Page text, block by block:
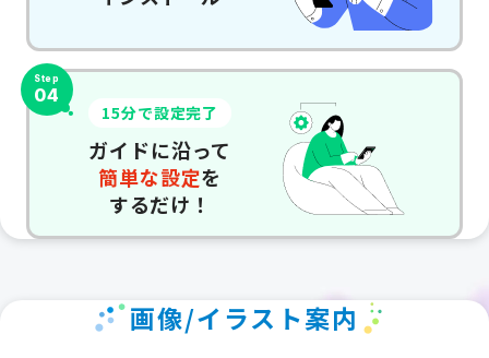
Step
04
15分で設定完了
ガイドに沿って
簡単な設定を
するだけ！
画像/イラスト案内